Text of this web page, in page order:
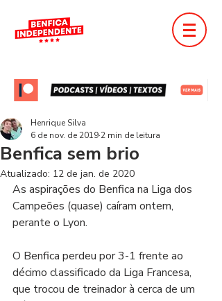
Benfica sem brio
Henrique Silva
6 de nov. de 2019 2 min de leitura
Atualizado: 12 de jan. de 2020
As aspirações do Benfica na Liga dos
Campeões (quase) caíram ontem,
perante o Lyon.
O Benfica perdeu por 3-1 frente ao
décimo classificado da Liga Francesa,
que trocou de treinador à cerca de um